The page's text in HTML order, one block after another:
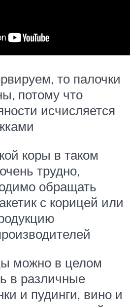
то палочки
потому что
исчисляется
коры в таком
трудно,
обращать
с корицей или
можно в целом
в различные
и пудинги, вино и